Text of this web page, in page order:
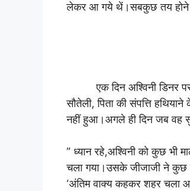
लेकर आ गये थें।सबकुछ तय होने के
एक दिन अश्विनी डिनर पर
सौतेली, पिता की संपत्ति
नहीं हुआ।अगले ही दिन जब वह
” ध्यान रहे,अश्विनी को कुछ भी
चला गया।उसके जीजाजी ने कुछ
‘अंतिम वाक्य कहकर शहर चला